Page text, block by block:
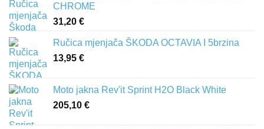
CHROME
31,20 €
Ručica mjenjača ŠKODA OCTAVIA I 5brzina
13,95 €
Moto jakna Rev'it Sprint H2O Black White
205,10 €